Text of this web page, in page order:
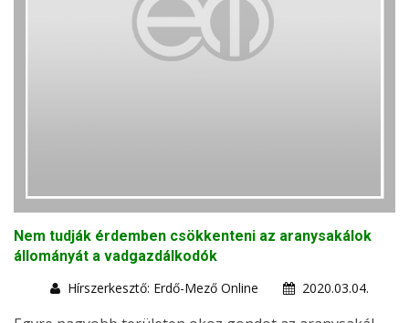
Nem tudják érdemben csökkenteni az aranysakálok
állományát a vadgazdálkodók
Hírszerkesztő: Erdő-Mező Online
2020.03.04.